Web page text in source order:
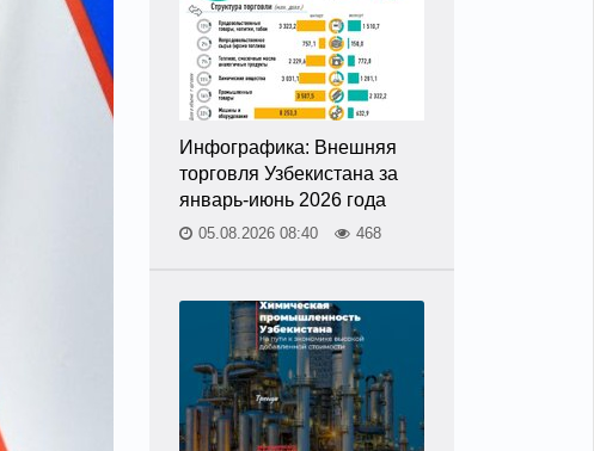
Инфографика: Внешняя
торговля Узбекистана за
январь-июнь 2026 года
05.08.2026 08:40 468